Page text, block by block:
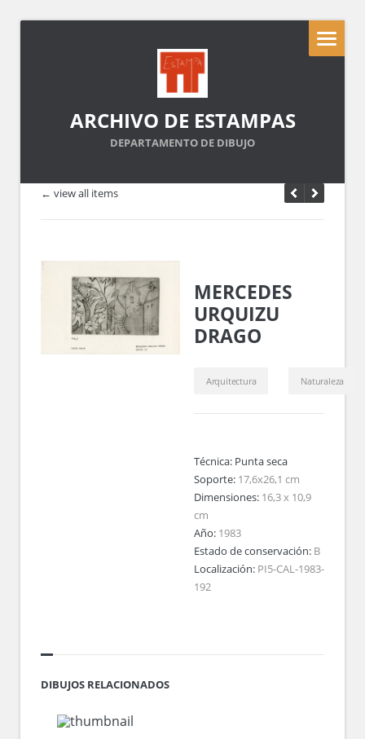
ARCHIVO DE ESTAMPAS
DEPARTAMENTO DE DIBUJO
← view all items
MERCEDES
URQUIZU
DRAGO
Arquitectura Naturaleza
Técnica: Punta seca
Soporte: 17,6x26,1 cm
Dimensiones: 16,3 x 10,9
cm
Año: 1983
Estado de conservación: B
Localización: PI5-CAL-1983-
192
DIBUJOS RELACIONADOS